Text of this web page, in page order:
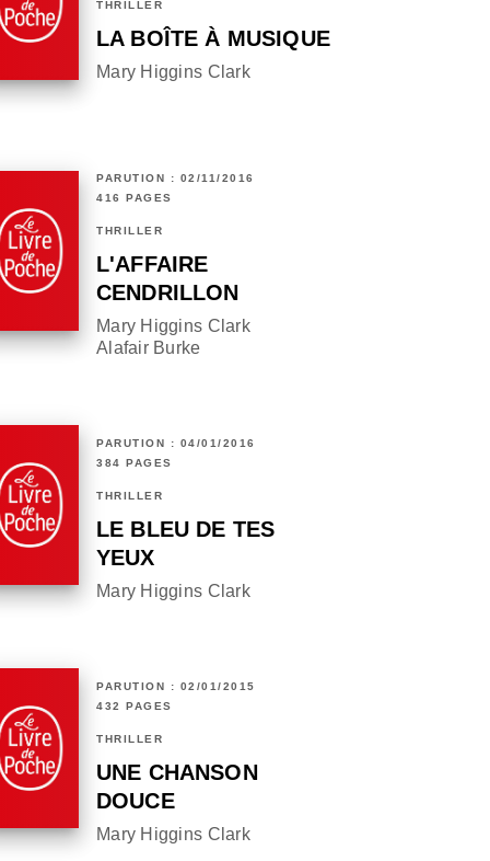
THRILLER
LA BOÎTE À MUSIQUE
Mary Higgins Clark
PARUTION : 02/11/2016
416 PAGES
THRILLER
L'AFFAIRE
CENDRILLON
Mary Higgins Clark
Alafair Burke
PARUTION : 04/01/2016
384 PAGES
THRILLER
LE BLEU DE TES
YEUX
Mary Higgins Clark
PARUTION : 02/01/2015
432 PAGES
THRILLER
UNE CHANSON
DOUCE
Mary Higgins Clark